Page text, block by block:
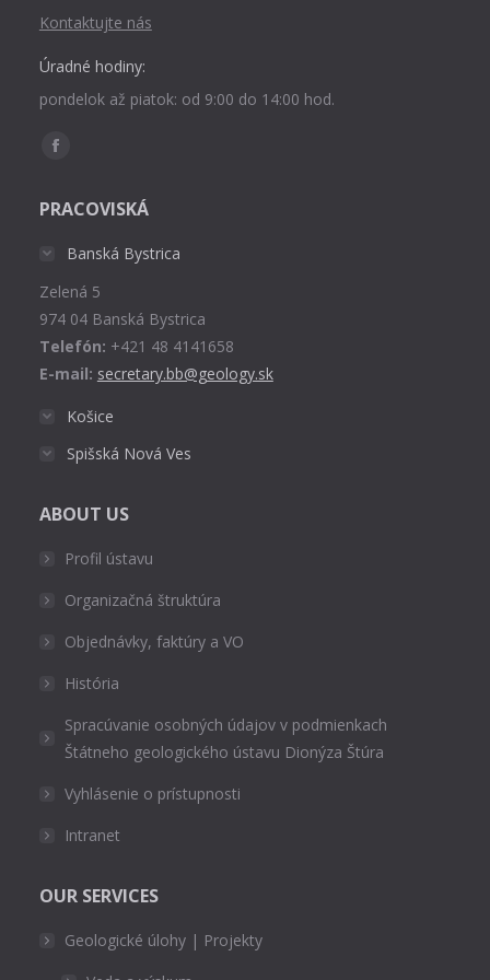
Kontaktujte nás
Úradné hodiny:
pondelok až piatok: od 9:00 do 14:00 hod.
Find us on:
Facebook
opens
window
PRACOVISKÁ
Banská Bystrica
Zelená 5
974 04 Banská Bystrica
Telefón: +421 48 4141658
E-mail: secretary.bb@geology.sk
Košice
Spišská Nová Ves
ABOUT US
Profil ústavu
Organizačná štruktúra
Objednávky, faktúry a VO
História
Spracúvanie osobných údajov v podmienkach
Štátneho geologického ústavu Dionýza Štúra
Vyhlásenie o prístupnosti
Intranet
OUR SERVICES
Geologické úlohy | Projekty